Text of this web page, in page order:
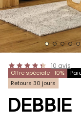
10 avis
Offre spéciale -10%
Retours 30 jours
DEBBIE